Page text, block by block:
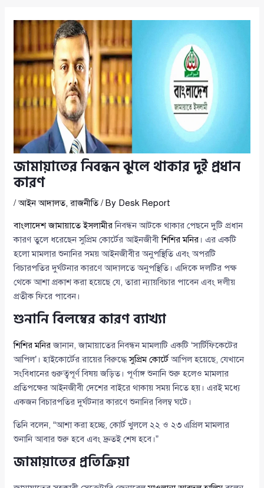
জামায়াতের নিবন্ধন ঝুলে থাকার দুই প্রধান
কারণ
/আইন আদালত,রাজনীতি/ By Desk Report
বাংলাদেশ জামায়াতে ইসলামীরনিবন্ধন আটকে থাকার পেছনে দুটি প্রধান
কারণ তুলে ধরেছেন সুপ্রিম কোর্টের আইনজীবীশিশির মনির । এর একটি
হলো মামলার শুনানির সময় আইনজীবীর অনুপস্থিতি এবং অপরটি
বিচারপতির দুর্ঘটনার কারণে আদালতে অনুপস্থিতি। এদিকে দলটির পক্ষ
থেকে আশা প্রকাশ করা হয়েছে যে, তারা ন্যায়বিচার পাবেন এবং দলীয়
প্রতীক ফিরে পাবেন।
শুনানি বিলম্বের কারণ ব্যাখ্যা
শিশির মনিরজানান, জামায়াতের নিবন্ধন মামলাটি একটি ‘সার্টিফিকেটের
আপিল’। হাইকোর্টের রায়ের বিরুদ্ধেসুপ্রিম কোর্টেআপিল হয়েছে, যেখানে
সংবিধানের গুরুত্বপূর্ণ বিষয় জড়িত। পূর্ণাঙ্গ শুনানি শুরু হলেও মামলার
প্রতিপক্ষের আইনজীবী দেশের বাইরে থাকায় সময় নিতে হয়। এরই মধ্যে
একজন বিচারপতির দুর্ঘটনার কারণে শুনানির বিলম্ব ঘটে।
তিনি বলেন, “আশা করা হচ্ছে, কোর্ট খুললে ২২ ও ২৩ এপ্রিল মামলার
শুনানি আবার শুরু হবে এবং দ্রুতই শেষ হবে।”
জামায়াতের প্রতিক্রিয়া